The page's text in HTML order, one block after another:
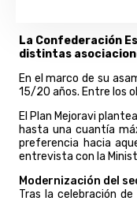
La Confederación
distintas
En el marco de su
15/20 años. Entre los
El Plan Mejoravi
hasta una cuantía
preferencia hacia
entrevista con la
Modernización del
Tras la celebración